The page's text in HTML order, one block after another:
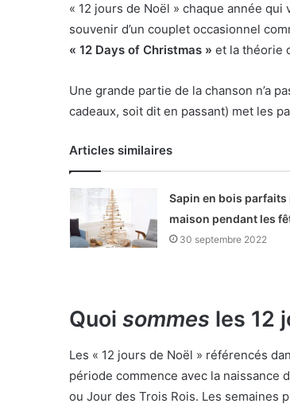
« 12 jours de Noël » chaque année
souvenir d’un couplet occasionnel
« 12 Days of Christmas » et la théorie
Une grande partie de la chanson n’a
cadeaux, soit dit en passant) met les
Articles similaires
Sapin en bois
maison pendant les
30 septembre 2022
Quoi sommes les 12
Les « 12 jours de Noël » référencés
période commence avec la naissance
ou Jour des Trois Rois. Les semaines